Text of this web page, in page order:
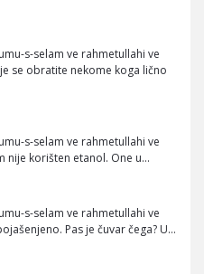
s-selam ve rahmetullahi ve
se obratite nekome koga lično
s-selam ve rahmetullahi ve
nije korišten etanol. One u…
s-selam ve rahmetullahi ve
Pas je čuvar čega? U…